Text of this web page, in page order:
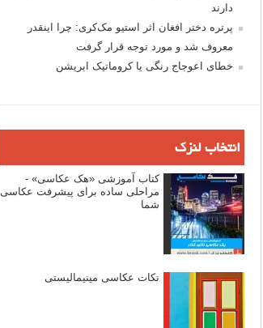
دارند
پرتره دختر افغان اثر استیو مک‌کری: چرا اینقدر
معروف شد و مورد توجه قرار گرفت
خطای اعوجاج رنگی یا کروماتیک ابریشن
انتخاب لنزک
کتاب آموزشی «هک عکاسی» -
مراحلی ساده برای پیشرفت عکاسی
شما
نکات عکاسی مینیمالیستی